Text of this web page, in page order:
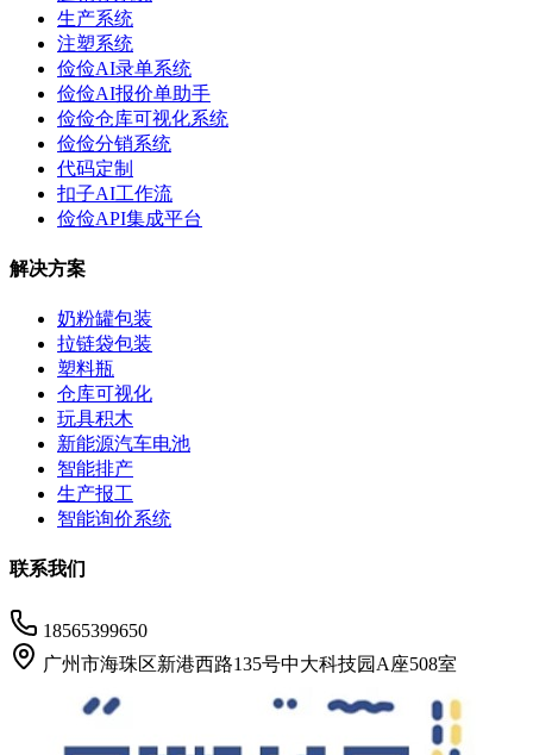
生产系统
注塑系统
俭俭AI录单系统
俭俭AI报价单助手
俭俭仓库可视化系统
俭俭分销系统
代码定制
扣子AI工作流
俭俭API集成平台
解决方案
奶粉罐包装
拉链袋包装
塑料瓶
仓库可视化
玩具积木
新能源汽车电池
智能排产
生产报工
智能询价系统
联系我们
18565399650
广州市海珠区新港西路135号中大科技园A座508室